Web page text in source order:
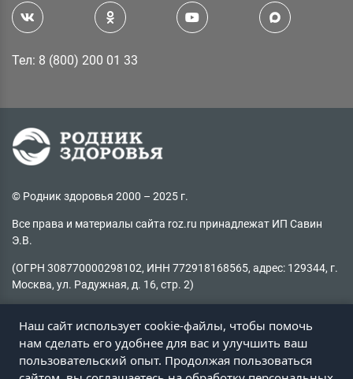
Тел: 8 (800) 200 01 33
© Родник здоровья 2000 – 2025 г.
Все права и материалы сайта roz.ru принадлежат ИП Савин
Э.В.
(ОГРН 308770000298102, ИНН 772918168565, адрес: 129344, г.
Москва, ул. Радужная, д. 16, стр. 2)
запрещено
Не нашли информацию на сайте?
Наш сайт использует cookie-файлы, чтобы помочь
нам сделать его удобнее для вас и улучшить ваш
пользовательский опыт. Продолжая пользоваться